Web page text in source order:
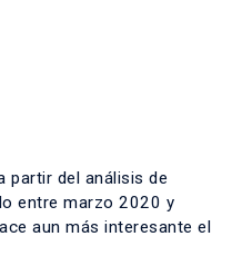
partir del análisis de
entre marzo 2020 y
aun más interesante el